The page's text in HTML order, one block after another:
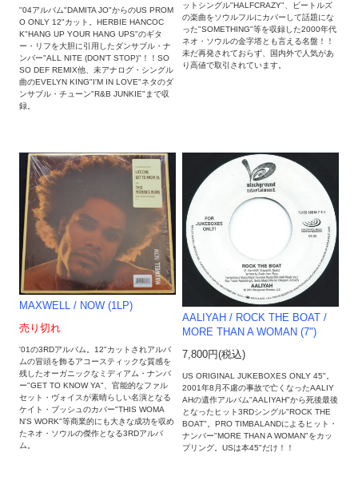
''04アルバム"DAMITA JO"からのUS PROM
O ONLY 12"カット。HERBIE HANCOC
K"HANG UP YOUR HANG UPS"のギタ
ー・リフを大胆に引用したダンサブル・ナ
ンバー"ALL NITE (DON'T STOP)"！！SO
SO DEF REMIX他、未アナログ・シングル
曲のEVELYN KING"I'M IN LOVE"ネタのダ
ンサブル・チューン"R&B JUNKIE"まで収
録。
ットシングル"HALFCRAZY"、ビートルズ
の楽曲をソウルフルにカバーして話題にな
った"SOMETHING"等を収録した2000年代
ネオ・ソウルの金字塔とも言える名盤！！
未だ再発されておらず、国内外で人気があ
り高値で取引されています。
MAXWELL / NOW (1LP)
売り切れ
'01の3RDアルバム。12"カットされアルバ
ムの冒頭を飾るアコースティックな質感を
残したオーガニックなミディアム・ナンバ
ー"GET TO KNOW YA"、官能的なファル
セット・ヴォイスが素晴らしい名演となる
ケイト・ブッシュのカバー"THIS WOMA
N'S WORK"等商業的にも大きな成功を収め
たネオ・ソウルの傑作となる3RDアルバ
ム。
AALIYAH ‎/ ROCK THE BOAT /
MORE THAN A WOMAN (7")
7,800円(税込)
US ORIGINAL JUKEBOXES ONLY 45"。
2001年8月不慮の事故で亡くなったAALIY
AHの遺作アルバム"AALIYAH"から死後最後
となったヒット3RDシングル"ROCK THE
BOAT"。PRO TIMBALANDによるヒット・
ナンバー"MORE THAN A WOMAN"をカッ
プリング。USは本45"だけ！！